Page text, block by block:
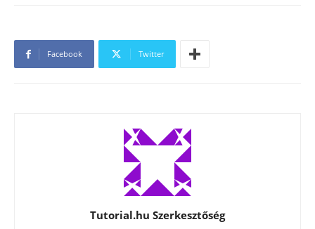
Facebook Twitter
Tutorial.hu Szerkesztőség